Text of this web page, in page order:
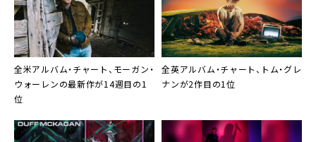
全米アルバム・チャート、モーガン・
ウォーレンの最新作が14週目の1
位
全英アルバム・チャート、トム・グレ
ナンが2作目の1位